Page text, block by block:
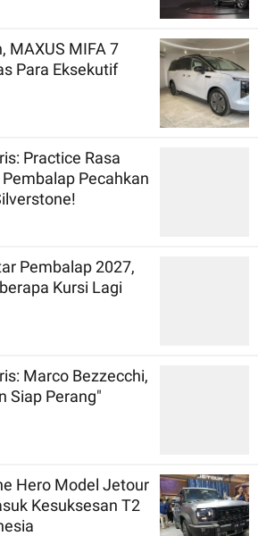
MAXUS MIFA 7
Para Eksekutif
Practice Rasa
Pecahkan
Pembalap 2027,
Kursi Lagi
Marco Bezzecchi,
Siap Perang"
Hero Model Jetour
Kesuksesan T2